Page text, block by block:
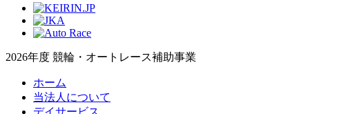
2026年度 競輪・オートレース補助事業
ホーム
当法人について